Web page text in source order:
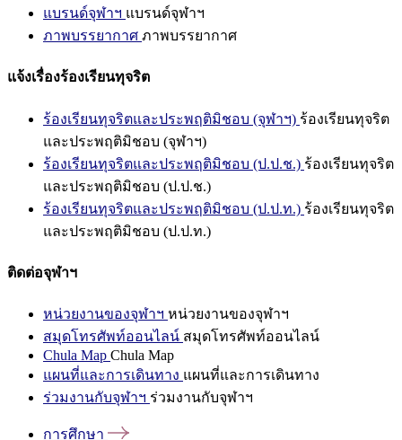
แบรนด์จุฬาฯ แบรนด์จุฬาฯ
ภาพบรรยากาศ ภาพบรรยากาศ
แจ้งเรื่องร้องเรียนทุจริต
ร้องเรียนทุจริตและประพฤติมิชอบ (จุฬาฯ) ร้องเรียนทุจริต
และประพฤติมิชอบ (จุฬาฯ)
ร้องเรียนทุจริตและประพฤติมิชอบ (ป.ป.ช.) ร้องเรียนทุจริต
และประพฤติมิชอบ (ป.ป.ช.)
ร้องเรียนทุจริตและประพฤติมิชอบ (ป.ป.ท.) ร้องเรียนทุจริต
และประพฤติมิชอบ (ป.ป.ท.)
ติดต่อจุฬาฯ
หน่วยงานของจุฬาฯ หน่วยงานของจุฬาฯ
สมุดโทรศัพท์ออนไลน์ สมุดโทรศัพท์ออนไลน์
Chula Map Chula Map
แผนที่และการเดินทาง แผนที่และการเดินทาง
ร่วมงานกับจุฬาฯ ร่วมงานกับจุฬาฯ
การศึกษา